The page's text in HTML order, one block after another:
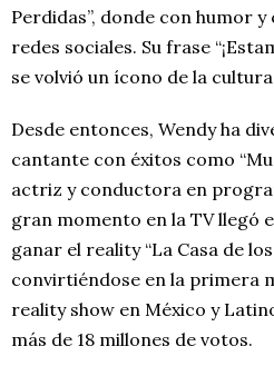
Perdidas”, donde con humor
redes sociales. Su frase
se volvió un ícono de la
Desde entonces, Wendy ha
cantante con éxitos como
actriz y conductora en
gran momento en la TV llegó
ganar el reality “La Casa de
convirtiéndose en la primera
reality show en México y
más de 18 millones de votos.